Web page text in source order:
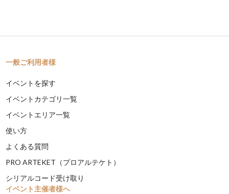
一般ご利用者様
イベントを探す
イベントカテゴリ一覧
イベントエリア一覧
使い方
よくある質問
PRO ARTEKET（プロアルテケト）
シリアルコード受け取り
イベント主催者様へ